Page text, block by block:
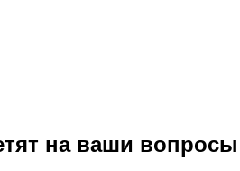
на ваши вопросы